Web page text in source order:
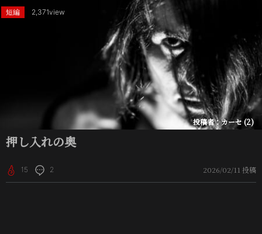
投稿者：カーセ (2)
短編 2,371view
押し入れの奥
15 2 2026/02/11 投稿